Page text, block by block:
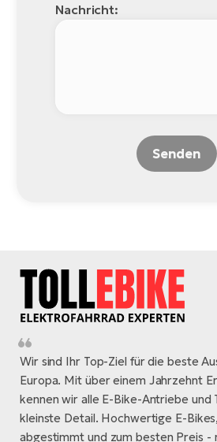
Nachricht:
Senden
Wir sind Ihr Top-Ziel für die beste
Europa. Mit über einem Jahrzehnt
kennen wir alle E-Bike-Antriebe und
kleinste Detail. Hochwertige E-
abgestimmt und zum besten Preis -